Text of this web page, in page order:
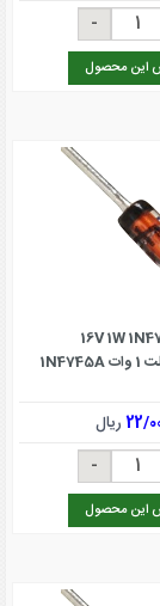
این محصول
16V 1W
22/ریال
این محصول